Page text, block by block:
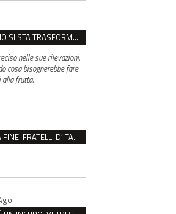
IL CENTRO STORICO DI REGGIO SI STA TRASFORMANDO, E NON IN MEGLIO
nelle sue rilevazioni,
cosa bisognerebbe fare
alla frutta.
HELLWATT, SCONTRO SENZA FINE. FRATELLI D’ITALIA: “MILANI PORTA DOCUMENTI, DE FRANCO INSULTI”